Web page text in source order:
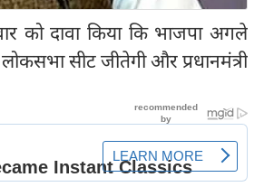
को दावा किया कि भाजपा अगले
सीट जीतेगी और प्रधानमंत्री